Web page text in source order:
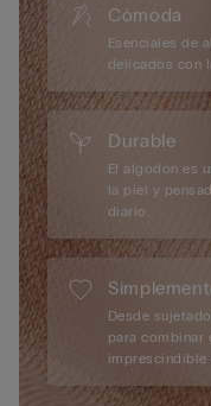
Cómoda
Esenciales de
delicados con
Durable
El algodón es
la piel y
diario.
Desde
para combinar
imprescindible